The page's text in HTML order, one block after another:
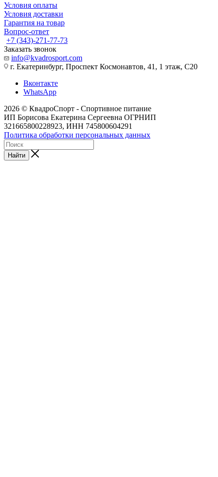
Условия оплаты
Условия доставки
Гарантия на товар
Вопрос-ответ
+7 (343)-271-77-73
Заказать звонок
info@kvadrosport.com
г. Екатеринбург, Проспект Космонавтов, 41, 1 этаж, С20
Вконтакте
WhatsApp
2026 © КвадроСпорт - Спортивное питание
ИП Борисова Екатерина Сергеевна ОГРНИП
321665800228923, ИНН 745800604291
Политика обработки персональных данных
Найти